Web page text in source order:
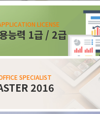
LICENSE
능력 1급 / 2급
SPECIALIST
2016